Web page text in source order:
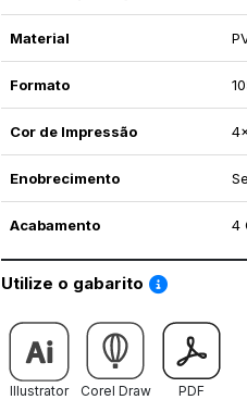
Material
Formato
Cor de Impressão
Enobrecimento
Acabamento 4
Utilize o gabarito Saiba
Illustrator Corel Draw PDF